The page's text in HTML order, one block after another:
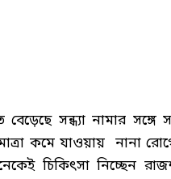
বেড়েছে সন্ধ্যা নামার সঙ্গে
কমে যাওয়ায় নানা
চিকিৎসা নিচ্ছেন